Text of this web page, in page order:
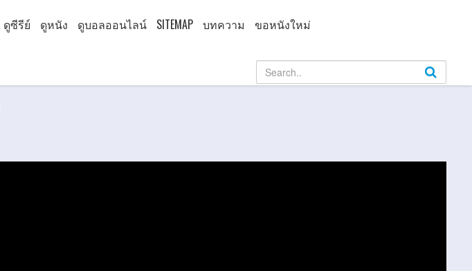
ดูซีรีย์ ดูหนัง ดูบอลออนไลน์ SITEMAP บทความ ขอหนังใหม่